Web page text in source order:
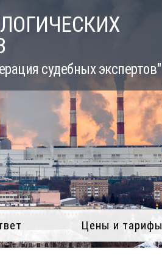
судебных экспертов"
Цены и тарифы